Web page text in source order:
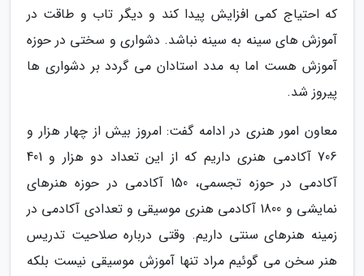
که احتیاج کمی افزایش پیدا کند و دیگر تاب و طاقت در
آموزش های سینه به سینه نباشد. دشواری و سختی در حوزه
آموزش هست اما به مدد استادان می گردد بر دشواری ها
پیروز شد.
معاون امور هنری در ادامه گفت: امروز بیش از چهار هزار و
706 آکادمی هنری داریم که از این تعداد دو هزار و 401
آکادمی در حوزه تجسمی، 150 آکادمی در حوزه هنرهای
نمایشی و 1800 آکادمی هنری موسیقی و تعدادی آکادمی در
زمینه هنرهای سنتی داریم. وقتی درباره صلاحیت تدریس
هنر سخن می گوئیم مراد تنها آموزش موسیقی نیست بلکه